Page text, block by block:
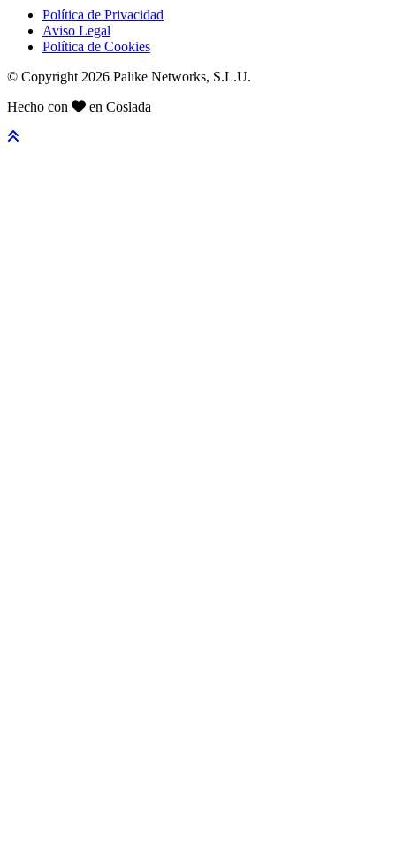
Política de Privacidad
Aviso Legal
Política de Cookies
© Copyright 2026 Palike Networks, S.L.U.
Hecho con
en Coslada